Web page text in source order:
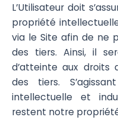
L’Utilisateur doit
propriété
via le Site afin de ne
des tiers. Ainsi, il
d’atteinte aux
des tiers.
intellectuelle et
restent notre